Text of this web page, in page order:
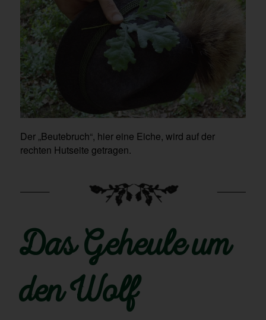
Der „Beutebruch“, hier eine Eiche, wird auf der
rechten Hutseite getragen.
Das Geheule um
den Wolf